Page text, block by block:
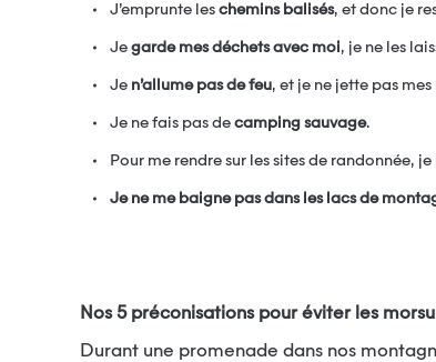
J’emprunte les chemins balisés, et donc je
Je garde mes déchets avec moi, je ne les
Je n’allume pas de feu, et je ne jette pas
Je ne fais pas de camping sauvage.
Pour me rendre sur les sites de randonnée,
Je ne me baigne pas dans les lacs de
Nos 5 préconisations pour éviter les
Durant une promenade dans nos montagnes, des tiques peuvent s’accrocher à votre peau, et peuvent être potentiellement infectées par la bactérie Borrelia,